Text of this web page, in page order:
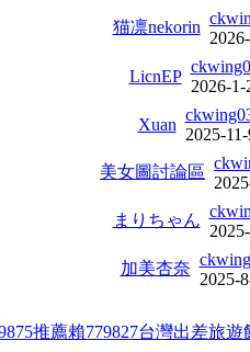
猫凛nekorin
LicnEP
2026-1-
Xuan
2025-
美女圖討論區
まりちゃん
加美杏奈
2025-
推薦賴779827台灣出差旅